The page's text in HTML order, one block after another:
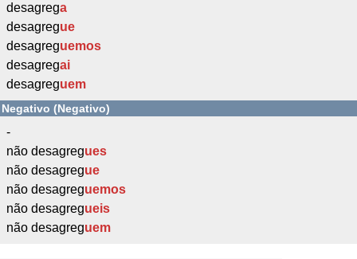
desagrega
desagregue
desagreguemos
desagregai
desagreguem
Negativo (Negativo)
-
não desagregues
não desagregue
não desagreguemos
não desagregueis
não desagreguem